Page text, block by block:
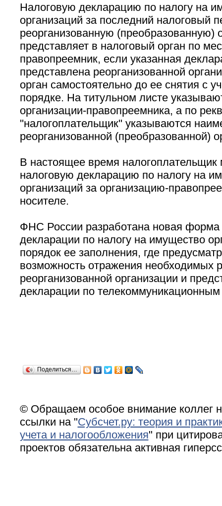
Налоговую декларацию по налогу на
организаций за последний налоговый
реорганизованную (преобразованную)
представляет в налоговый орган по
правопреемник, если указанная
представлена реорганизованной
орган самостоятельно до ее снятия с
порядке. На титульном листе
организации-правопреемника, а по
''налогоплательщик'' указываются
реорганизованной (преобразованной)
В настоящее время налогоплательщик
налоговую декларацию по налогу на
организаций за организацию-
носителе.
ФНС России разработана новая форма
декларации по налогу на имущество
порядок ее заполнения, где
возможность отражения необходимых
реорганизованной организации и
декларации по
Поделиться…
© Обращаем особое внимание коллег
ссылки на "Субсчет.ру: теория и
учета и налогообложения" при
проектов обязательна активная